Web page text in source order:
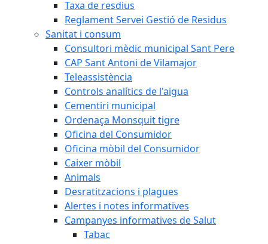
Taxa de resdius
Reglament Servei Gestió de Residus
Sanitat i consum
Consultori mèdic municipal Sant Pere
CAP Sant Antoni de Vilamajor
Teleassistència
Controls analítics de l'aigua
Cementiri municipal
Ordenaça Monsquit tigre
Oficina del Consumidor
Oficina mòbil del Consumidor
Caixer mòbil
Animals
Desratitzacions i plagues
Alertes i notes informatives
Campanyes informatives de Salut
Tabac